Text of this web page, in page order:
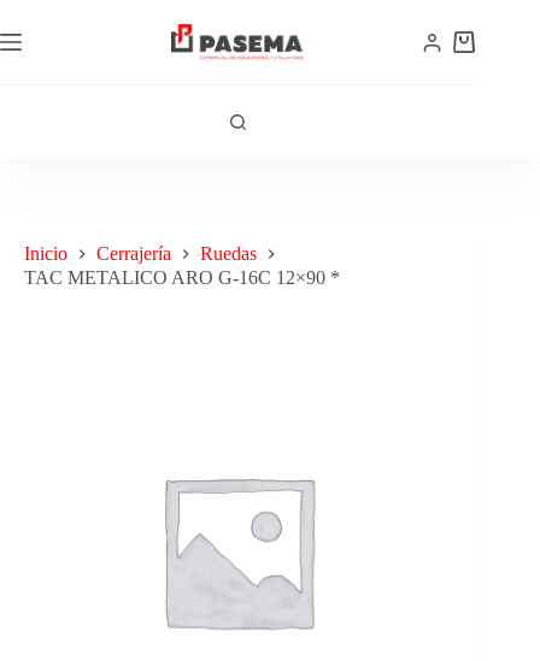
Inicio Cerrajería
Ruedas
TAC METALICO ARO G-16C 12×90 *